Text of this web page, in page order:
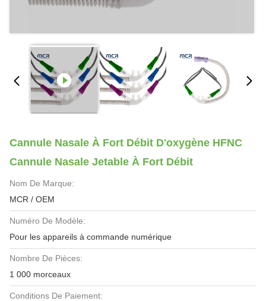
Cannule Nasale À Fort Débit D'oxygène HFNC
Cannule Nasale Jetable À Fort Débit
Nom De Marque:
MCR / OEM
Numéro De Modèle:
Pour les appareils à commande numérique
Nombre De Pièces:
1 000 morceaux
Conditions De Paiement: